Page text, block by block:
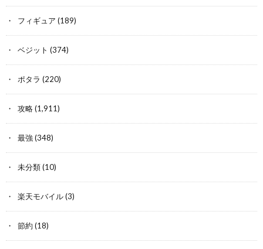
フィギュア (189)
ベジット (374)
ポタラ (220)
攻略(1,911)
最強 (348)
未分類(10)
楽天モバイル(3)
節約 (18)